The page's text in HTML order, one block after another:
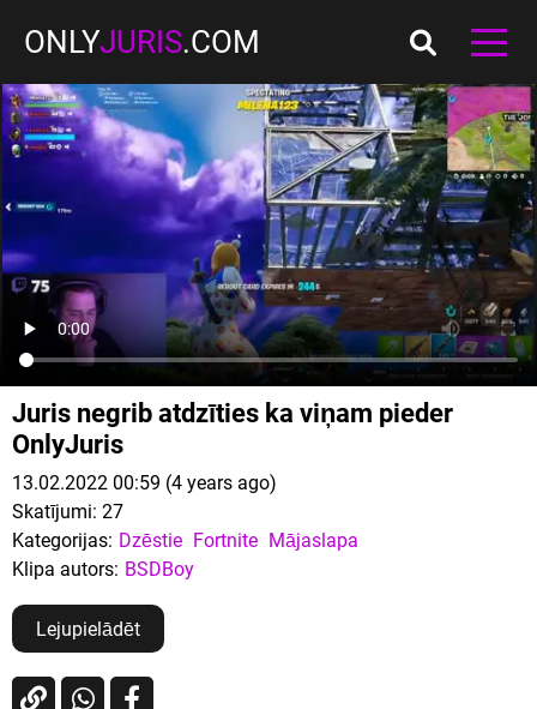
ONLYJURIS.COM
Juris negrib atdzīties ka viņam pieder
OnlyJuris
13.02.2022 00:59 (4 years ago)
Skatījumi: 27
Kategorijas: Dzēstie Fortnite Mājaslapa
Klipa autors: BSDBoy
Lejupielādēt